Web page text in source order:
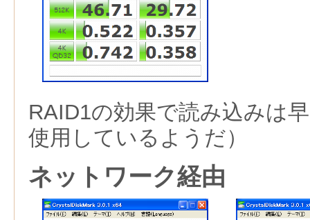
RAID1の効果で読み込みは
使用しているようだ）
ネットワーク経由